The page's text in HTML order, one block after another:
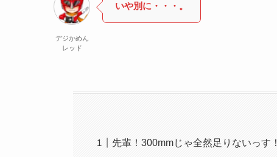
デジかめん
レッド
いや別に・・・。
先輩！300mmじゃ全然足りないっす！